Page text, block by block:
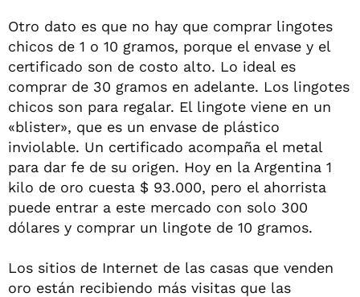
Otro dato es que no hay que comprar lingotes
chicos de 1 o 10 gramos, porque el envase y el
certificado son de costo alto. Lo ideal es
comprar de 30 gramos en adelante. Los lingotes
chicos son para regalar. El lingote viene en un
«blister», que es un envase de plástico
inviolable. Un certificado acompaña el metal
para dar fe de su origen. Hoy en la Argentina 1
kilo de oro cuesta $ 93.000, pero el ahorrista
puede entrar a este mercado con solo 300
dólares y comprar un lingote de 10 gramos.
Los sitios de Internet de las casas que venden
oro están recibiendo más visitas que las